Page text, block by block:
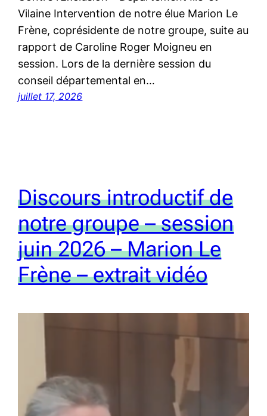
Vilaine Intervention de notre élue Marion Le
Frène, coprésidente de notre groupe, suite au
rapport de Caroline Roger Moigneu en
session. Lors de la dernière session du
conseil départemental en…
juillet 17, 2026
Discours introductif de
notre groupe – session
juin 2026 – Marion Le
Frène – extrait vidéo